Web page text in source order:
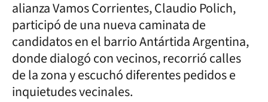
alianza Vamos Corrientes, Claudio Polich,
participó de una nueva caminata de
candidatos en el barrio Antártida Argentina,
donde dialogó con vecinos, recorrió calles
de la zona y escuchó diferentes pedidos e
inquietudes vecinales.